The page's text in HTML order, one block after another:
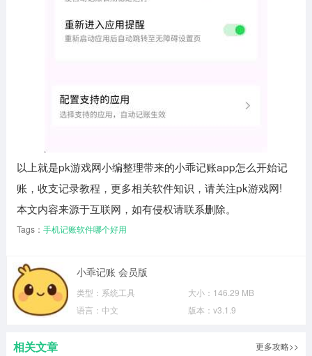
以上就是pk游戏网小编整理带来的小乖记账app怎么开始记
账，收支记录教程，更多相关软件知识，请关注pk游戏网!
本文内容来源于互联网，如有侵权请联系删除。
Tags： 手机记账软件哪个好用
小乖记账 会员版
类型： 系统工具 大小： 146.29 MB
语言： 中文 版本：v3.1.9
相关文章 更多攻略>>